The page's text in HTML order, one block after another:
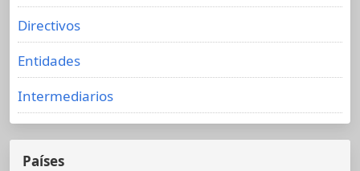
Directivos
Entidades
Intermediarios
Países